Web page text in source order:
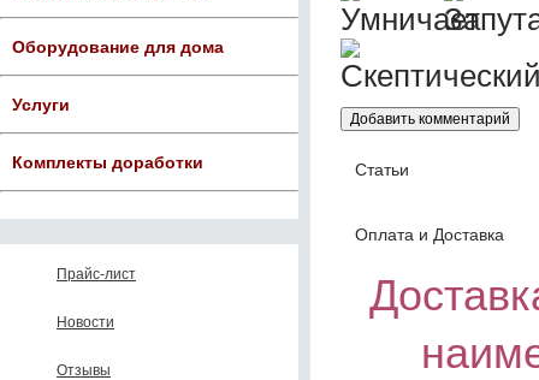
Оборудование для дома
Услуги
Комплекты доработки
Прайс-лист
Новости
Отзывы
Статьи
Оплата и Доставка